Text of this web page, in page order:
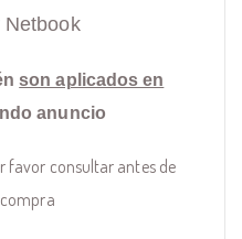
Netbook
son aplicados en
anuncio
favor consultar antes de